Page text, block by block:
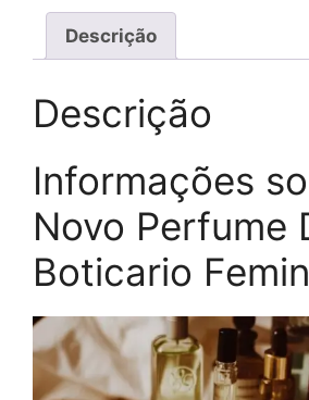
Descrição
Descrição
Informações
Novo Perfume
Boticario